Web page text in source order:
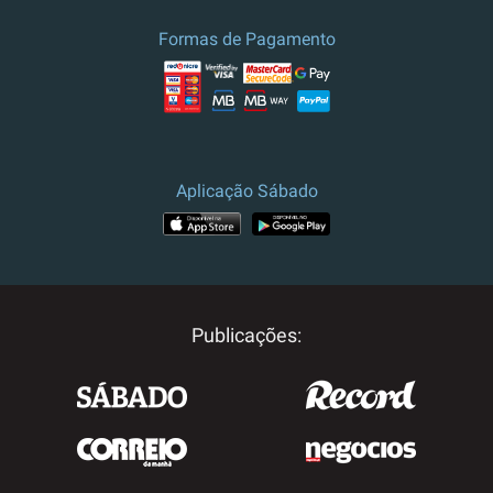
Preço e campanha válidos para
Portugal. Para outros destinos, por
favor contacte-nos.
Formas de Pagamento
Aplicação Sábado
Publicações: